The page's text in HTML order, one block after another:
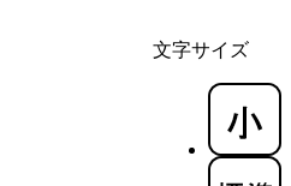
文字サイズ